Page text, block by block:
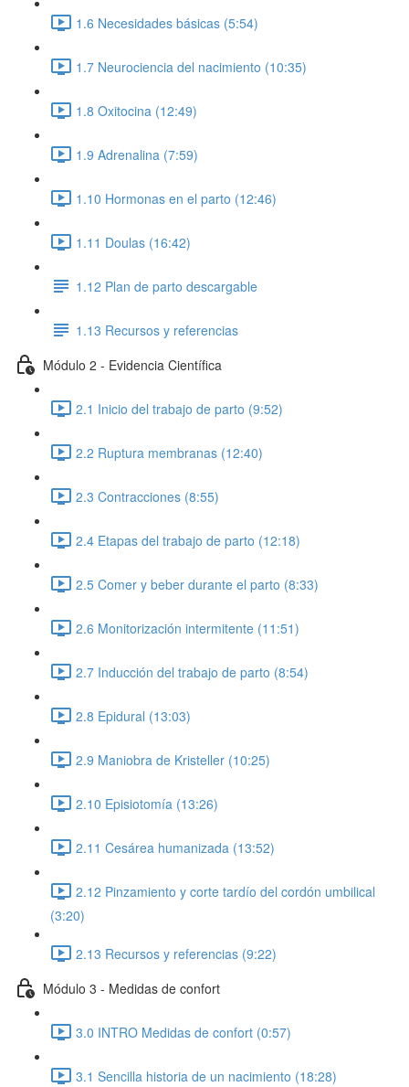
1.6 Necesidades básicas (5:54)
1.7 Neurociencia del nacimiento (10:35)
1.8 Oxitocina (12:49)
1.9 Adrenalina (7:59)
1.10 Hormonas en el parto (12:46)
1.11 Doulas (16:42)
1.12 Plan de parto descargable
1.13 Recursos y referencias
Módulo 2 - Evidencia Científica
2.1 Inicio del trabajo de parto (9:52)
2.2 Ruptura membranas (12:40)
2.3 Contracciones (8:55)
2.4 Etapas del trabajo de parto (12:18)
2.5 Comer y beber durante el parto (8:33)
2.6 Monitorización intermitente (11:51)
2.7 Inducción del trabajo de parto (8:54)
2.8 Epidural (13:03)
2.9 Maniobra de Kristeller (10:25)
2.10 Episiotomía (13:26)
2.11 Cesárea humanizada (13:52)
2.12 Pinzamiento y corte tardío del cordón umbilical
(3:20)
2.13 Recursos y referencias (9:22)
Módulo 3 - Medidas de confort
3.0 INTRO Medidas de confort (0:57)
3.1 Sencilla historia de un nacimiento (18:28)